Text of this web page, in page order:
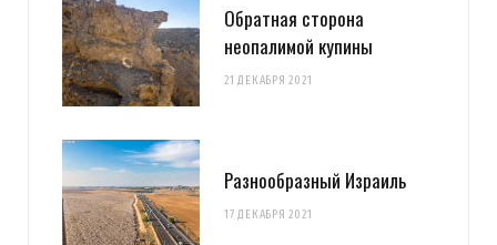
Обратная сторона
неопалимой купины
21 ДЕКАБРЯ 2021
Разнообразный Израиль
17 ДЕКАБРЯ 2021